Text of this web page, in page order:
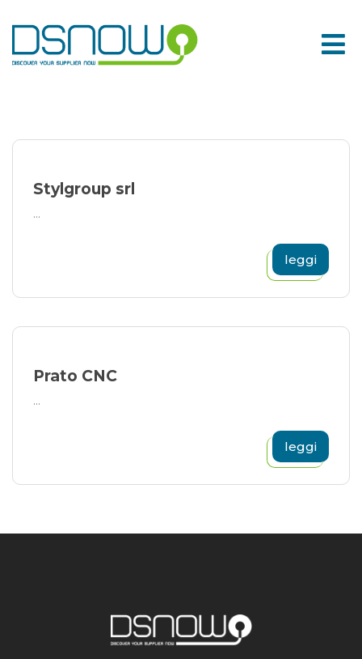
to
content
Stylgroup srl
...
leggi
Prato CNC
...
leggi